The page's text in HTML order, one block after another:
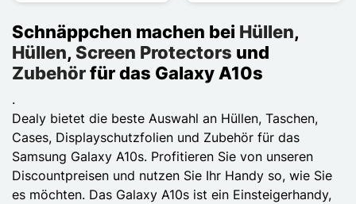
Schnäppchen machen bei Hüllen,
Hüllen, Screen Protectors und
Zubehörfür das Galaxy A10s
.
Dealy bietet die beste Auswahl an Hüllen, Taschen,
Cases, Displayschutzfolien und Zubehör für das
Samsung Galaxy A10s. Profitieren Sie von unseren
Discountpreisen und nutzen Sie Ihr Handy so, wie Sie
es möchten. Das Galaxy A10s ist ein Einsteigerhandy,